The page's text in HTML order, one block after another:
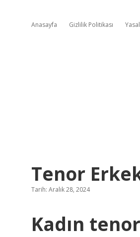
Anasayfa Gizlilik Politikası
Tenor
Tarih: Aralık 28, 2024
Kadın